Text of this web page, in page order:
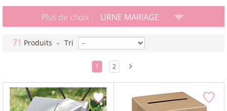
Plus de choix : URNE MARIAGE
71 Produits - Tri
1 2